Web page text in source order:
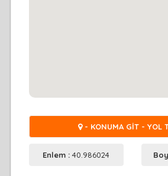
- KONUMA GİT - YOL
Enlem :40.986024